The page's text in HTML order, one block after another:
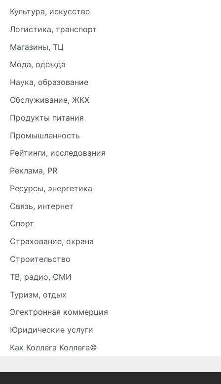
Культура, искусство
Логистика, транспорт
Магазины, ТЦ
Мода, одежда
Наука, образование
Обслуживание, ЖКХ
Продукты питания
Промышленность
Рейтинги, исследования
Реклама, PR
Ресурсы, энергетика
Связь, интернет
Спорт
Страхование, охрана
Строительство
ТВ, радио, СМИ
Туризм, отдых
Электронная коммерция
Юридические услуги
Как Коллега Коллеге©